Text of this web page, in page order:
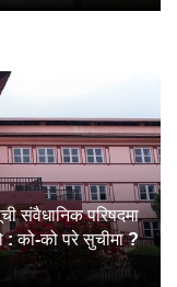
संवैधानिक परिषदमा
: को-को परे सुचीमा ?